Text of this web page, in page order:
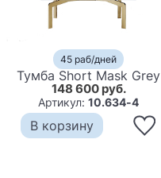
45 раб/дней
Тумба Short Mask Grey
148 600 руб.
Артикул:10.634-4
В корзину